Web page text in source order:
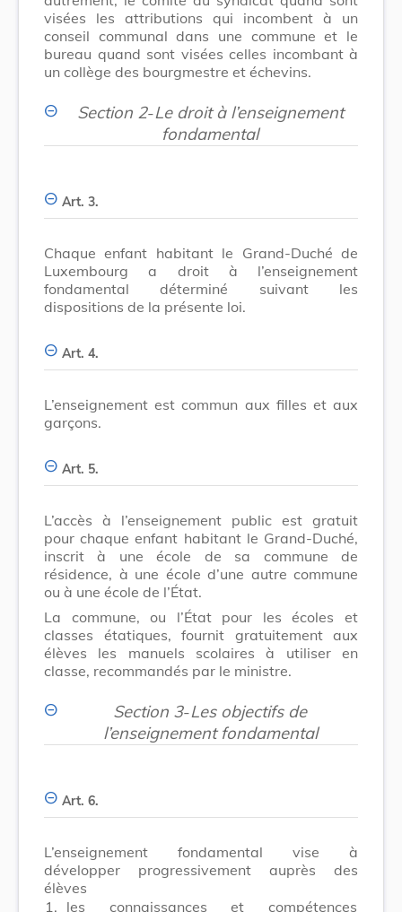
visées les attributions qui incombent à un
conseil communal dans une commune et le
bureau quand sont visées celles incombant à
un collège des bourgmestre et échevins.
Section 2-Le droit à l’enseignement
fondamental
Art. 3.
Chaque enfant habitant le Grand-Duché de
Luxembourg a droit à l’enseignement
fondamental déterminé suivant les
dispositions de la présente loi.
Art. 4.
L’enseignement est commun aux filles et aux
garçons.
Art. 5.
L’accès à l’enseignement public est gratuit
pour chaque enfant habitant le Grand-Duché,
inscrit à une école de sa commune de
résidence, à une école d’une autre commune
ou à une école de l’État.
La commune, ou l’État pour les écoles et
classes étatiques, fournit gratuitement aux
élèves les manuels scolaires à utiliser en
classe, recommandés par le ministre.
Section 3-Les objectifs de
l’enseignement fondamental
Art. 6.
L’enseignement fondamental vise à
développer progressivement auprès des
élèves
1. les connaissances et compétences